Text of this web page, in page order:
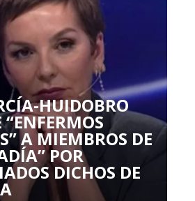
HUIDOBRO
A MIEMBROS DE
POR
DICHOS DE